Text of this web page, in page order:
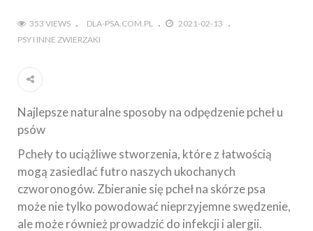
353 VIEWS DLA-PSA.COM.PL
2021-02-13
PSY I INNE ZWIERZAKI
Najlepsze naturalne sposoby na odpędzenie pcheł u
psów
Pcheły to uciążliwe stworzenia, które z łatwością
mogą zasiedlać futro naszych ukochanych
czworonogów. Zbieranie się pcheł na skórze psa
może nie tylko powodować nieprzyjemne swędzenie,
ale może również prowadzić do infekcji i alergii.